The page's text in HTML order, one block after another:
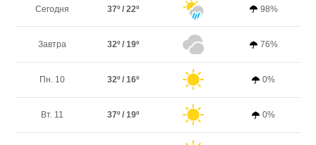
Сегодня 37º / 22º 98%
Завтра 32º / 19º 76%
Пн. 10 32º / 16º 0%
Вт. 11 37º / 19º 0%